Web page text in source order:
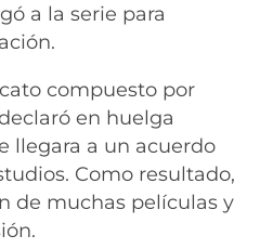
a la serie para
compuesto por
en huelga
llegara a un acuerdo
Como resultado,
de muchas películas y